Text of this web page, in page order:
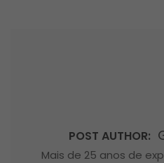
POST AUTHOR:
Mais de 25 anos de